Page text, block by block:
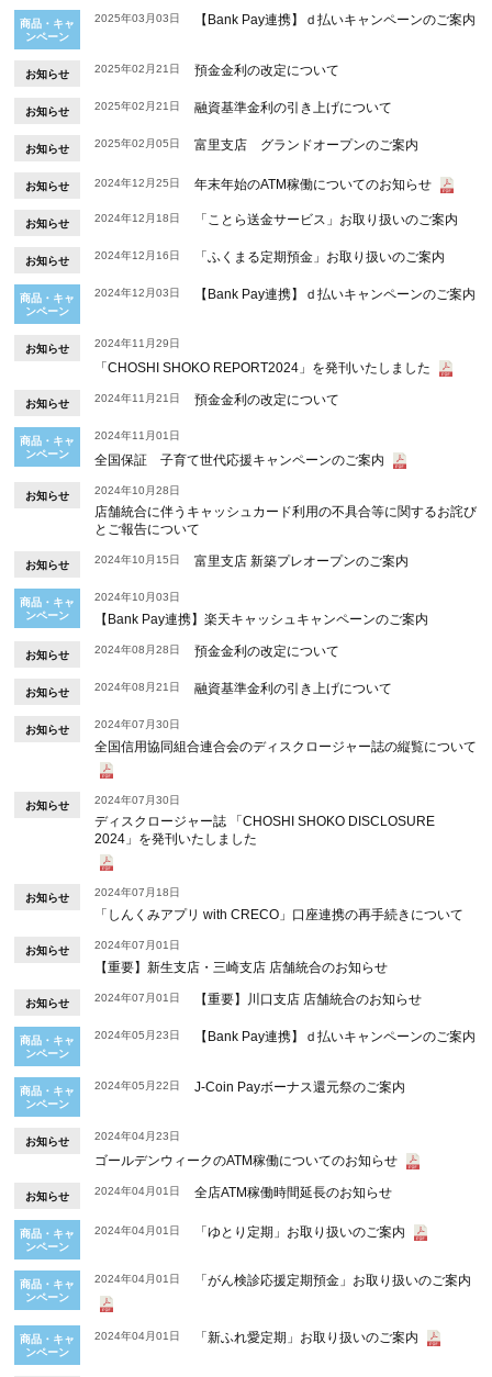
商品・キャ
ンペーン
2025年03月03日 【Bank Pay連携】ｄ払いキャンペーンのご案内
お知らせ 2025年02月21日 預金金利の改定について
お知らせ 2025年02月21日 融資基準金利の引き上げについて
お知らせ 2025年02月05日 富里支店 グランドオープンのご案内
お知らせ 2024年12月25日 年末年始のATM稼働についてのお知らせ
お知らせ 2024年12月18日 「ことら送金サービス」お取り扱いのご案内
お知らせ 2024年12月16日 「ふくまる定期預金」お取り扱いのご案内
商品・キャ
ンペーン
2024年12月03日 【Bank Pay連携】ｄ払いキャンペーンのご案内
お知らせ 2024年11月29日
「CHOSHI SHOKO REPORT2024」を発刊いたしました
お知らせ 2024年11月21日 預金金利の改定について
商品・キャ
ンペーン
2024年11月01日
全国保証 子育て世代応援キャンペーンのご案内
お知らせ 2024年10月28日
店舗統合に伴うキャッシュカード利用の不具合等に関するお詫び
とご報告について
お知らせ 2024年10月15日 富里支店 新築プレオープンのご案内
商品・キャ
ンペーン
2024年10月03日
【Bank Pay連携】楽天キャッシュキャンペーンのご案内
お知らせ 2024年08月28日 預金金利の改定について
お知らせ 2024年08月21日 融資基準金利の引き上げについて
お知らせ 2024年07月30日
全国信用協同組合連合会のディスクロージャー誌の縦覧について
お知らせ 2024年07月30日
ディスクロージャー誌 「CHOSHI SHOKO DISCLOSURE
2024」を発刊いたしました
お知らせ 2024年07月18日
「しんくみアプリ with CRECO」口座連携の再手続きについて
お知らせ 2024年07月01日
【重要】新生支店・三崎支店 店舗統合のお知らせ
お知らせ 2024年07月01日 【重要】川口支店 店舗統合のお知らせ
商品・キャ
ンペーン
2024年05月23日 【Bank Pay連携】ｄ払いキャンペーンのご案内
商品・キャ
ンペーン
2024年05月22日 J‐Coin Payボーナス還元祭のご案内
お知らせ 2024年04月23日
ゴールデンウィークのATM稼働についてのお知らせ
お知らせ 2024年04月01日 全店ATM稼働時間延長のお知らせ
商品・キャ
ンペーン
2024年04月01日 「ゆとり定期」お取り扱いのご案内
商品・キャ
ンペーン
2024年04月01日 「がん検診応援定期預金」お取り扱いのご案内
商品・キャ
ンペーン
2024年04月01日 「新ふれ愛定期」お取り扱いのご案内